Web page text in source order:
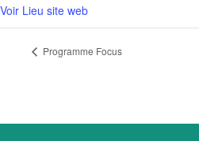
Voir Lieu site web
Programme Focus